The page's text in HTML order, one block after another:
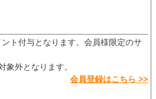
ト付与となります。会員様限定のサ
象外となります。
会員登録はこちら >>